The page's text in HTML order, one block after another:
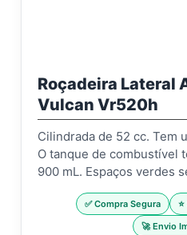
Roçadeira Lateral
Vulcan Vr520h
Cilindrada de 52 cc. Tem
O tanque de combustível
900 mL. Espaços verdes
✅ Compra Segura
🚀 Envio